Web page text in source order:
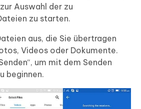
Auswahl der zu
zu starten.
aus, die Sie übertragen
Videos oder Dokumente.
um mit dem Senden
beginnen.